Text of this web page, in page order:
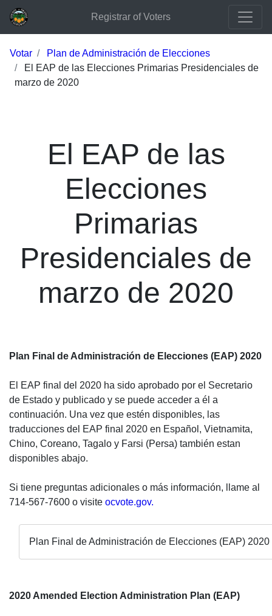
Registrar of Voters
Votar
Plan de Administración de Elecciones
El EAP de las Elecciones Primarias Presidenciales de
marzo de 2020
El EAP de las
Elecciones
Primarias
Presidenciales de
marzo de 2020
Plan Final de Administración de Elecciones (EAP) 2020
El EAP final del 2020 ha sido aprobado por el Secretario
de Estado y publicado y se puede acceder a él a
continuación. Una vez que estén disponibles, las
traducciones del EAP final 2020 en Español, Vietnamita,
Chino, Coreano, Tagalo y Farsi (Persa) también estan
disponibles abajo.
Si tiene preguntas adicionales o más información, llame al
714-567-7600 o visite ocvote.gov.
Plan Final de Administración de Elecciones (EAP) 2020
2020 Amended Election Administration Plan (EAP)